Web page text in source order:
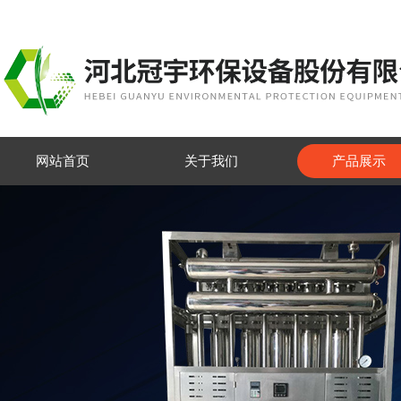
网站首页 关于我们 产品展示